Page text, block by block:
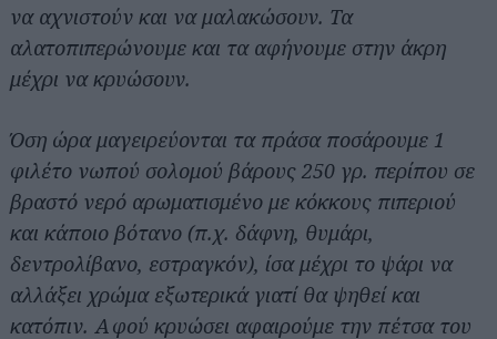
να αχνιστούν και να μαλακώσουν. Τα
αλατοπιπερώνουμε και τα αφήνουμε στην άκρη
μέχρι να κρυώσουν.
Όση ώρα μαγειρεύονται τα πράσα ποσάρουμε 1
φιλέτο νωπού σολομού βάρους 250 γρ. περίπου σε
βραστό νερό αρωματισμένο με κόκκους πιπεριού
και κάποιο βότανο (π.χ. δάφνη, θυμάρι,
δεντρολίβανο, εστραγκόν), ίσα μέχρι το ψάρι να
αλλάξει χρώμα εξωτερικά γιατί θα ψηθεί και
κατόπιν. Αφού κρυώσει αφαιρούμε την πέτσα του